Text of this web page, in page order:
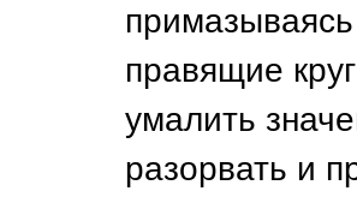
правящие
умалить
разорвать и